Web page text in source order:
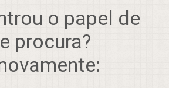
o papel de
procura?